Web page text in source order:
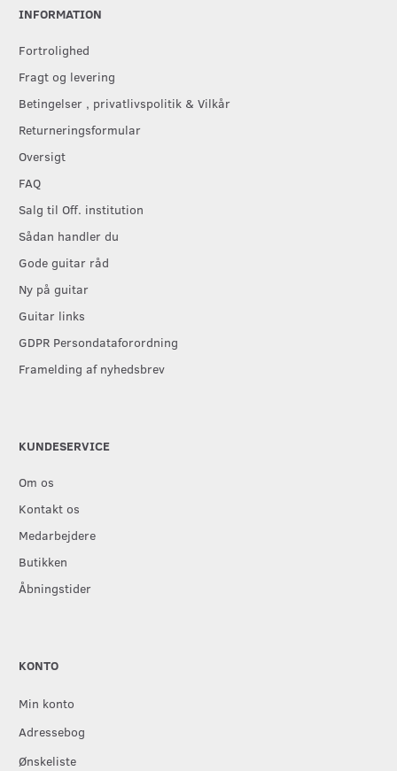
INFORMATION
Fortrolighed
Fragt og levering
Betingelser , privatlivspolitik & Vilkår
Returneringsformular
Oversigt
FAQ
Salg til Off. institution
Sådan handler du
Gode guitar råd
Ny på guitar
Guitar links
GDPR Persondataforordning
Framelding af nyhedsbrev
KUNDESERVICE
Om os
Kontakt os
Medarbejdere
Butikken
Åbningstider
KONTO
Min konto
Adressebog
Ønskeliste